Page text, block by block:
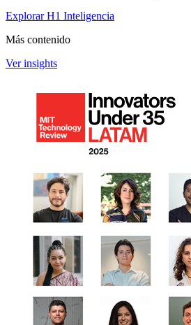
Explorar H1 Inteligencia
Más contenido
Ver insights